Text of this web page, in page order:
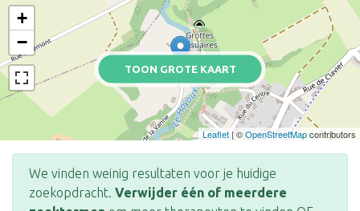
TOON GROTE KAART
+
−
Leaflet | ©OpenStreetMapcontributors
We vinden weinig resultaten voor je huidige
zoekopdracht. Verwijder één of meerdere